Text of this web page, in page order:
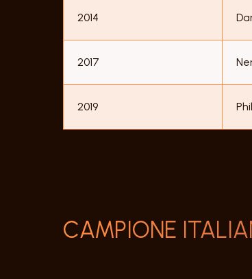
2014
2017
2019
CAMPIONE